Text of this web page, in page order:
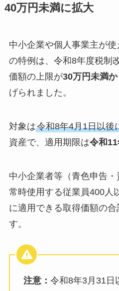
40万円未満に拡大
中小企業や個人事業主が
の特例は、令和8年度税制
価額の上限が30万円未満
げられました。
対象は令和8年4月1日以後
資産で、適用期限は令和11
中小企業者等（青色申告・
常時使用する従業員400人
に適用できる取得価額の合
す。
注意： 令和8年3月31日